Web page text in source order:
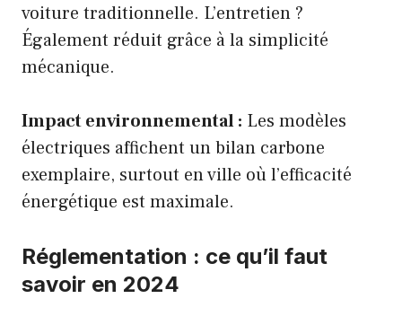
voiture traditionnelle. L’entretien ?
Également réduit grâce à la simplicité
mécanique.
Impact environnemental : Les modèles
électriques affichent un bilan carbone
exemplaire, surtout en ville où l’efficacité
énergétique est maximale.
Réglementation : ce qu’il faut
savoir en 2024